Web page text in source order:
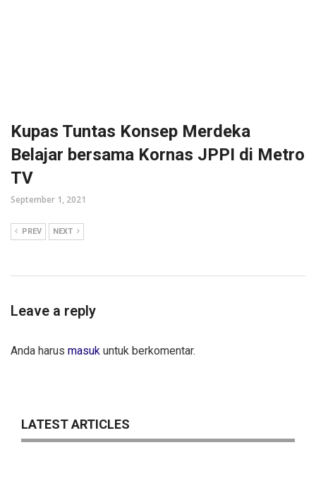
Kupas Tuntas Konsep Merdeka
Belajar bersama Kornas JPPI di Metro
TV
September 1, 2021
PREV NEXT
Leave a reply
Anda harus masuk untuk berkomentar.
LATEST ARTICLES